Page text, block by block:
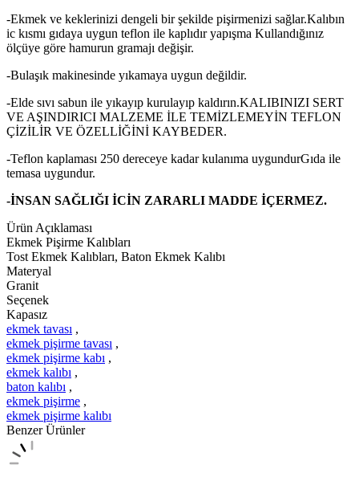
-Ekmek ve keklerinizi dengeli bir şekilde pişirmenizi sağlar.Kalıbın
ic kısmı gıdaya uygun teflon ile kaplıdır yapışma Kullandığınız
ölçüye göre hamurun gramajı değişir.
-Bulaşık makinesinde yıkamaya uygun değildir.
-Elde sıvı sabun ile yıkayıp kurulayıp kaldırın.KALIBINIZI SERT
VE AŞINDIRICI MALZEME İLE TEMİZLEMEYİN TEFLON
ÇİZİLİR VE ÖZELLİĞİNİ KAYBEDER.
-Teflon kaplaması 250 dereceye kadar kulanıma uygundurGıda ile
temasa uygundur.
-İNSAN SAĞLIĞI İCİN ZARARLI MADDE İÇERMEZ.
Ürün Açıklaması
Ekmek Pişirme Kalıbları
Tost Ekmek Kalıbları, Baton Ekmek Kalıbı
Materyal
Granit
Seçenek
Kapasız
ekmek tavası ,
ekmek pişirme tavası ,
ekmek pişirme kabı ,
ekmek kalıbı ,
baton kalıbı ,
ekmek pişirme ,
ekmek pişirme kalıbı
Benzer Ürünler